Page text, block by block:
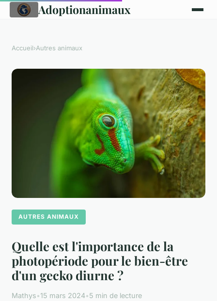
Adoptionanimaux
Accueil›Autres animaux
AUTRES ANIMAUX
Quelle est l'importance de la
photopériode pour le bien-être
d'un gecko diurne ?
Mathys•15 mars 2024•5 min de lecture